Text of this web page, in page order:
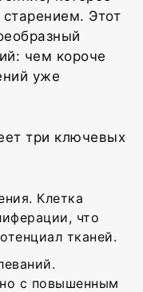
Этот
чем короче
уже
три ключевых
Клетка
что
тканей.
с повышенным